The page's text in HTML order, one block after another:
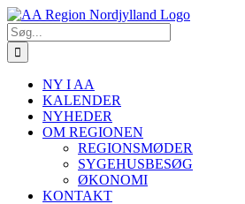
Skip
to
content
Søg
efter:
NY I AA
KALENDER
NYHEDER
OM REGIONEN
REGIONSMØDER
SYGEHUSBESØG
ØKONOMI
KONTAKT